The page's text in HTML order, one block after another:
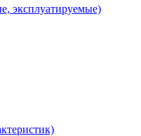
эксплуатируемые)